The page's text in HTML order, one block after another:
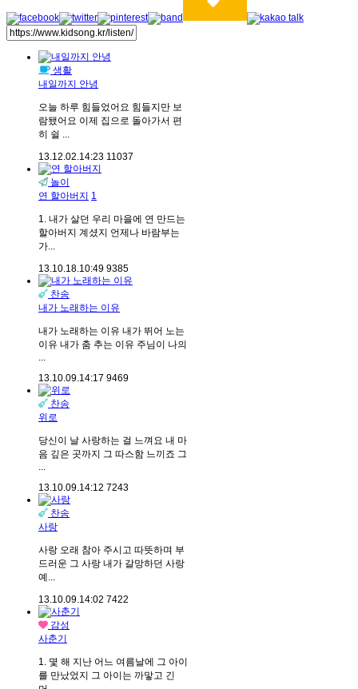
생활
내일까지 안녕
오늘 하루 힘들었어요 힘들지만 보
람됐어요 이제 집으로 돌아가서 편
히 쉴 ...
13.12.02.14:23 11037
놀이
연 할아버지 1
1. 내가 살던 우리 마을에 연 만드는
할아버지 계셨지 언제나 바람부는
가...
13.10.18.10:49 9385
찬송
내가 노래하는 이유
내가 노래하는 이유 내가 뛰어 노는
이유 내가 춤 추는 이유 주님이 나의
...
13.10.09.14:17 9469
찬송
위로
당신이 날 사랑하는 걸 느껴요 내 마
음 깊은 곳까지 그 따스함 느끼죠 그
...
13.10.09.14:12 7243
찬송
사랑
사랑 오래 참아 주시고 따뜻하며 부
드러운 그 사랑 내가 갈망하던 사랑
예...
13.10.09.14:02 7422
감성
사춘기
1. 몇 해 지난 어느 여름날에 그 아이
를 만났었지 그 아이는 까맣고 긴